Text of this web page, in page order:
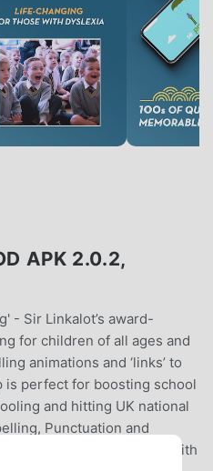
APK 2.0.2,
- Sir Linkalot’s award-
for children of all ages and
animations and ‘links’ to
is perfect for boosting school
and hitting UK national
Punctuation and
for students of 4+ years with